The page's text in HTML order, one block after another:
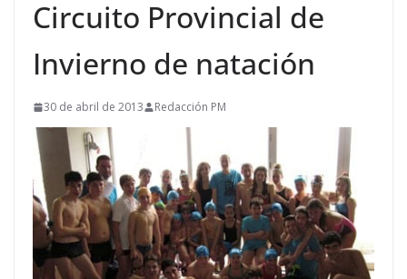
Circuito Provincial de
Invierno de natación
30 de abril de 2013 Redacción PM